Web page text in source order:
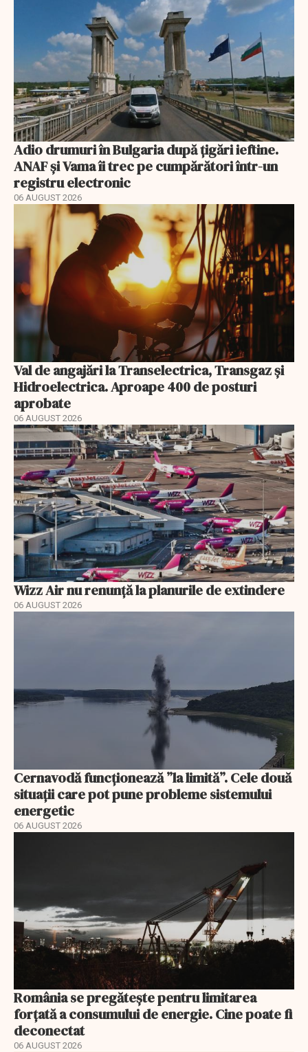
Adio drumuri în Bulgaria după țigări ieftine.
ANAF și Vama îi trec pe cumpărători într-un
registru electronic
06 AUGUST 2026
Val de angajări la Transelectrica, Transgaz și
Hidroelectrica. Aproape 400 de posturi
aprobate
06 AUGUST 2026
Wizz Air nu renunță la planurile de extindere
06 AUGUST 2026
Cernavodă funcționează ”la limită”. Cele două
situații care pot pune probleme sistemului
energetic
06 AUGUST 2026
România se pregătește pentru limitarea
forțată a consumului de energie. Cine poate fi
deconectat
06 AUGUST 2026